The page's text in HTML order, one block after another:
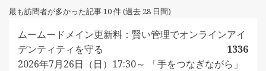
最も訪問者が多かった記事 10 件 (過去 28 日間)
ムームードメイン更新料：賢い管理でオンラインアイ
デンティティを守る
1336
2026年7月26日（日）17:30～ 「手をつなぎながら」